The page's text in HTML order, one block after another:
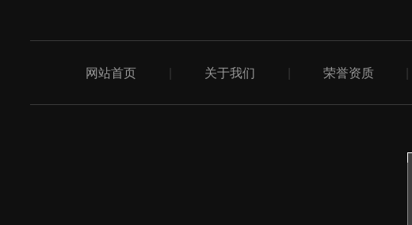
网站首页 | 关于我们 | 荣誉资质 |